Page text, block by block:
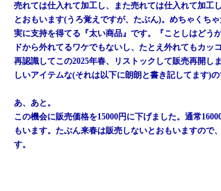
売れては仕入れて加工し、また売れては仕入れて加工
とおもいます(うろ覚えですが、たぶん)。めちゃくち
実に支持を得てる『太い商品』です。『ことしはどう
ドから外れてるワケでもないし、たとえ外れてもカ
再認識してこの2025年春、リストックして販売再開し
しいアイテムな(それは以下に朗朗と書き記してます)
あ、あと。
この機会に販売価格を15000円に下げました。通常
もいます。たぶん来春は販売しないとおもいますので
す。